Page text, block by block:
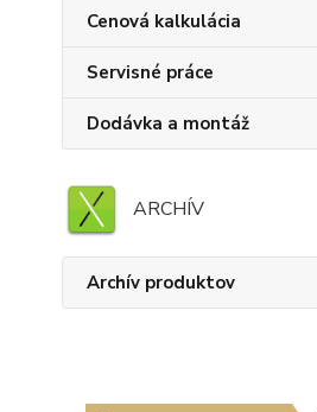
Cenová kalkulácia
Servisné práce
Dodávka a montáž
ARCHÍV
Archív produktov